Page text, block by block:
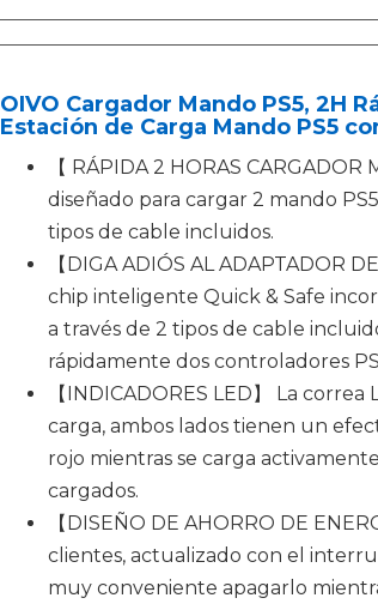
OIVO Cargador Mando PS5, 2H
Estación de Carga Mando PS5
【 RÁPIDA 2 HORAS
diseñado para cargar 2 mando
tipos de cable incluidos.
【DIGA ADIÓS AL ADAPTADOR
chip inteligente Quick & Safe
a través de 2 tipos de cable
rápidamente dos controladores
【INDICADORES LED】 La
carga, ambos lados tienen un
rojo mientras se carga
cargados.
【DISEÑO DE AHORRO DE
clientes, actualizado con el
muy conveniente apagarlo